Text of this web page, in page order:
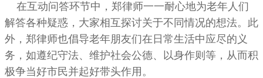
在互动问答环节中，郑律师一一耐心地为老年人们
解答各种疑惑，大家相互探讨关于不同情况的想法。此
外，郑律师也倡导老年朋友们在日常生活中应尽的义
务，如遵纪守法、维护社会公德、以身作则等，从而积
极争当好市民并起好带头作用。